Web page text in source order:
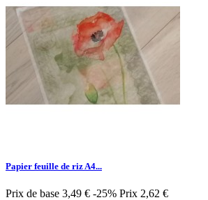
Papier feuille de riz A4...
Prix de base 3,49 € -25% Prix 2,62 €